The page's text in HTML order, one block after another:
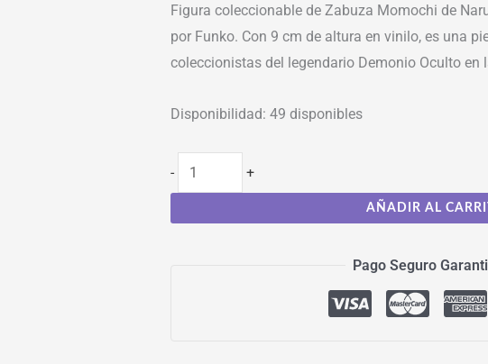
Figura coleccionable de Zabuza Momochi de
por Funko. Con 9 cm de altura en vinilo, es una
coleccionistas del legendario Demonio Oculto en
Disponibilidad: 49 disponibles
- +
AÑADIR AL
Pago Seguro